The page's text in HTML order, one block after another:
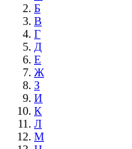
Б
В
Г
Д
Е
Ж
З
И
К
Л
М